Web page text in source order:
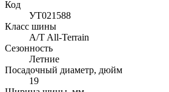
Код
УТ021588
Класс шины
A/T All-Terrain
Сезонность
Летние
Посадочный диаметр, дюйм
19